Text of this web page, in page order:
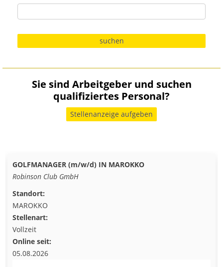
suchen
Sie sind Arbeitgeber und suchen
qualifiziertes Personal?
Stellenanzeige aufgeben
GOLFMANAGER (m/w/d) IN MAROKKO
Robinson Club GmbH
Standort:
MAROKKO
Stellenart:
Vollzeit
Online seit:
05.08.2026